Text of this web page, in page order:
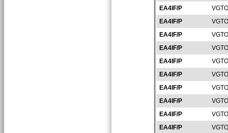
EA4IF/P
EA4IF/P
EA4IF/P
EA4IF/P
EA4IF/P
EA4IF/P
EA4IF/P
EA4IF/P
EA4IF/P
EA4IF/P